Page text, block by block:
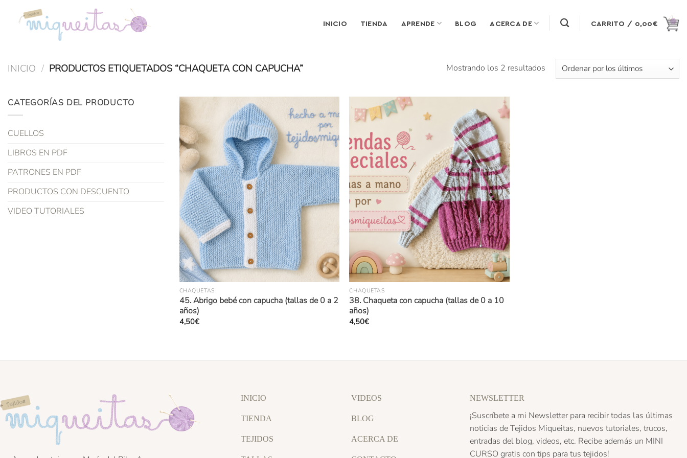
contenido
INICIO TIENDA APRENDE BLOG ACERCA DE CARRITO / 0,00€
INICIO / PRODUCTOS ETIQUETADOS “CHAQUETA CON CAPUCHA” Mostrando los 2 resultadosOrdenado
por
CATEGORÍAS DEL PRODUCTO
CUELLOS
LIBROS EN PDF
PATRONES EN PDF
PRODUCTOS CON DESCUENTO
VIDEO TUTORIALES
CHAQUETAS
45. Abrigo bebé con capucha (tallas de 0 a 2
años)
4,50€
CHAQUETAS
38. Chaqueta con capucha (tallas de 0 a 10
años)
4,50€
INICIO
TIENDA
TEJIDOS
VIDEOS
BLOG
ACERCA DE
NEWSLETTER
¡Suscríbete a mi Newsletter para recibir todas las últimas
noticias de Tejidos Miqueitas, nuevos tutoriales, trucos,
entradas del blog, videos, etc. Recibe además un MINI
CURSO gratis con tips para tus tejidos!